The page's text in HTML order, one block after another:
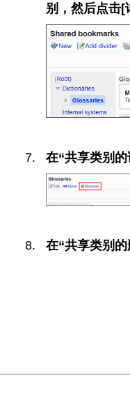
别，然后点击[
在“共享类别的
在“共享类别的